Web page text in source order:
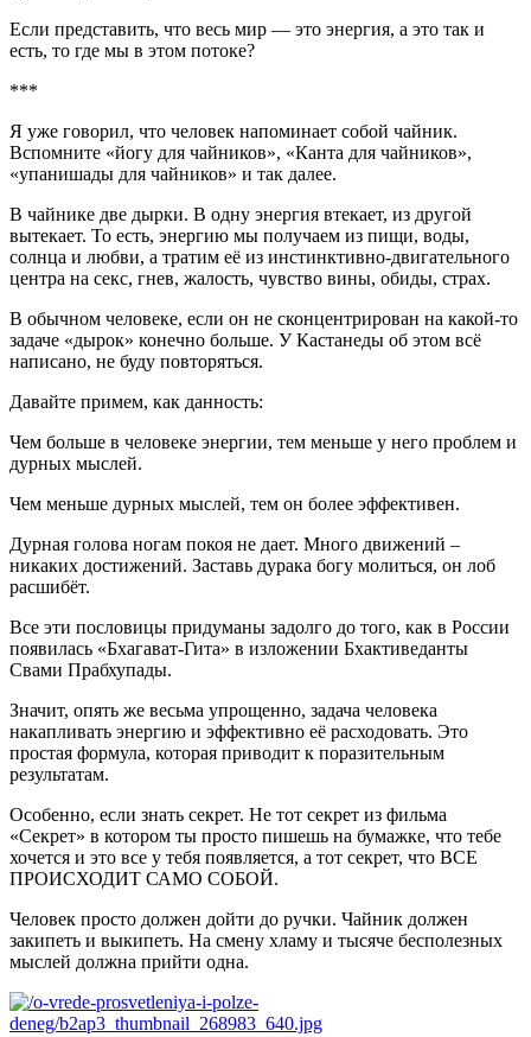
Если представить, что весь мир — это энергия, а это так и
есть, то где мы в этом потоке?
***
Я уже говорил, что человек напоминает собой чайник.
Вспомните «йогу для чайников», «Канта для чайников»,
«упанишады для чайников» и так далее.
В чайнике две дырки. В одну энергия втекает, из другой
вытекает. То есть, энергию мы получаем из пищи, воды,
солнца и любви, а тратим её из инстинктивно-двигательного
центра на секс, гнев, жалость, чувство вины, обиды, страх.
В обычном человеке, если он не сконцентрирован на какой-то
задаче «дырок» конечно больше. У Кастанеды об этом всё
написано, не буду повторяться.
Давайте примем, как данность:
Чем больше в человеке энергии, тем меньше у него проблем и
дурных мыслей.
Чем меньше дурных мыслей, тем он более эффективен.
Дурная голова ногам покоя не дает. Много движений –
никаких достижений. Заставь дурака богу молиться, он лоб
расшибёт.
Все эти пословицы придуманы задолго до того, как в России
появилась «Бхагават-Гита» в изложении Бхактиведанты
Свами Прабхупады.
Значит, опять же весьма упрощенно, задача человека
накапливать энергию и эффективно её расходовать. Это
простая формула, которая приводит к поразительным
результатам.
Особенно, если знать секрет. Не тот секрет из фильма
«Секрет» в котором ты просто пишешь на бумажке, что тебе
хочется и это все у тебя появляется, а тот секрет, что ВСЕ
ПРОИСХОДИТ САМО СОБОЙ.
Человек просто должен дойти до ручки. Чайник должен
закипеть и выкипеть. На смену хламу и тысяче бесполезных
мыслей должна прийти одна.